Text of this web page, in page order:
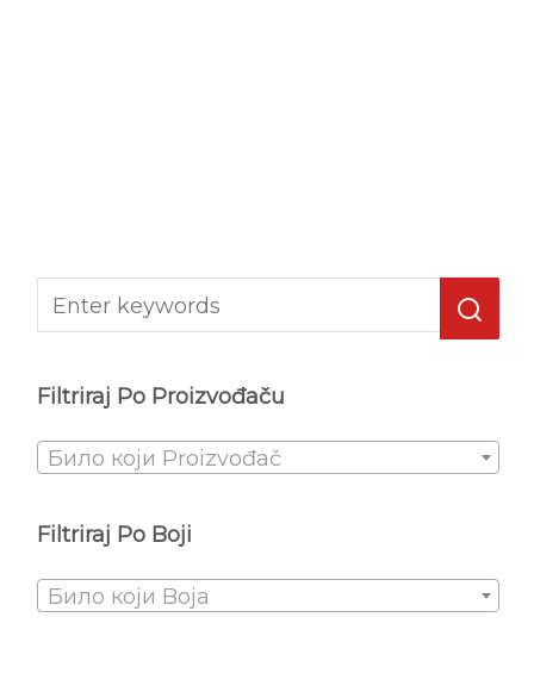
Filtriraj Po Proizvođaču
Било који Proizvođač
Filtriraj Po Boji
Било који Boja